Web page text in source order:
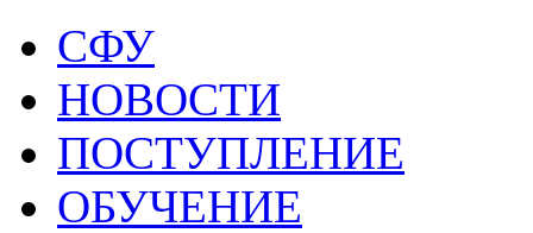
СФУ
НОВОСТИ
ПОСТУПЛЕНИЕ
ОБУЧЕНИЕ